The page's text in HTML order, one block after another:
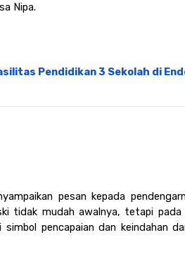
Nipa.
Pendidikan 3 Sekolah di
pesan kepada
tidak mudah awalnya, tetapi pada
pencapaian dan keindahan